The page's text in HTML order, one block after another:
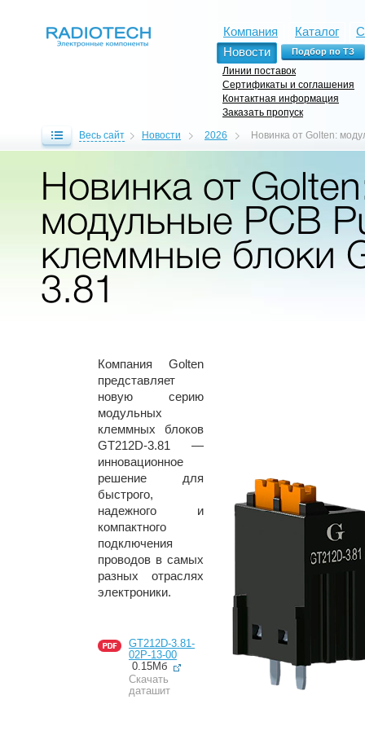
Компания Каталог
Новости
Линии поставок
Сертификаты и соглашения
Контактная информация
Заказать пропуск
Весь сайт Новости 2026 Новинка от Golten:
Новинка от
модульные PCB
клеммные блоки
3.81
Компания Golten
представляет
новую серию
модульных
клеммных блоков
GT212D-3.81 —
инновационное
решение для
быстрого,
надежного и
компактного
подключения
проводов в самых
разных отраслях
электроники.
GT212D-3.81-
02P-13-00
0.15Мб
Скачать
даташит